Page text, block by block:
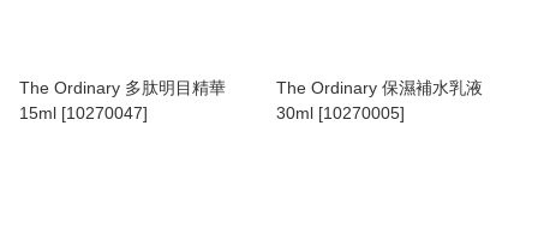
The Ordinary 多肽明目精華
15ml [10270047]
The Ordinary 保濕補水乳液
30ml [10270005]